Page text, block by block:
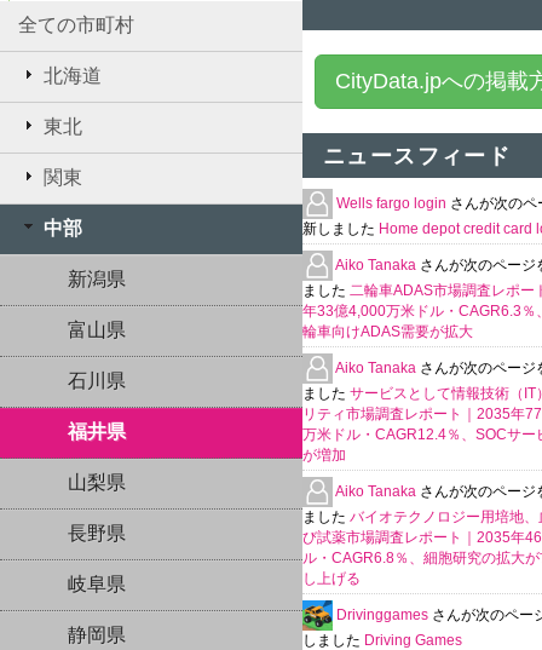
全ての市町村
北海道
東北
関東
中部
新潟県
富山県
石川県
福井県
山梨県
長野県
岐阜県
静岡県
CityData.jpへの掲載
ニュースフィード
Wells fargo login さんが次のペ
新しました Home depot credit card
Aiko Tanaka さんが次のページ
ました 二輪車ADAS市場調査レポー
年33億4,000万米ドル・CAGR6.3％
輪車向けADAS需要が拡大
Aiko Tanaka さんが次のページ
ました サービスとして情報技術（IT
リティ市場調査レポート｜2035年
万米ドル・CAGR12.4％、SOCサー
が増加
Aiko Tanaka さんが次のページ
ました バイオテクノロジー用培地、
び試薬市場調査レポート｜2035年
ル・CAGR6.8％、細胞研究の拡大
し上げる
Drivinggames さんが次のペー
しました Driving Games